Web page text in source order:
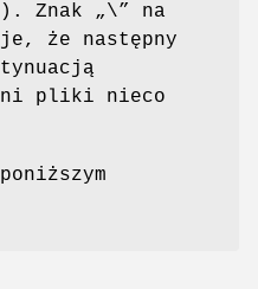
Znak „\” na
że następny
pliki nieco